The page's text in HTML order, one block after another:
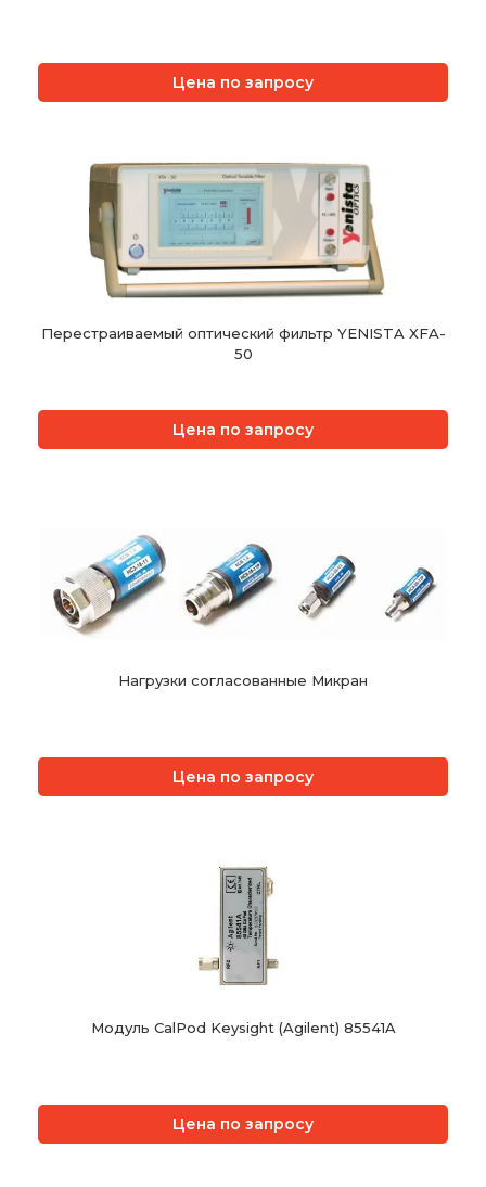
Цена по запросу
Перестраиваемый оптический фильтр YENISTA XFA-
50
Цена по запросу
Нагрузки согласованные Микран
Цена по запросу
Модуль CalPod Keysight (Agilent) 85541A
Цена по запросу